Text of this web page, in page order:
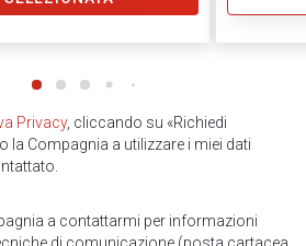
Privacy, cliccando su «Richiedi
la Compagnia a utilizzare i miei dati
a contattarmi per informazioni